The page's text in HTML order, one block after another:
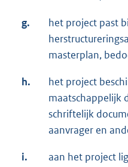
g.
het project past
masterplan,
h.
het project
maatschappelijk
schriftelijk
aanvrager en
i.
aan het project